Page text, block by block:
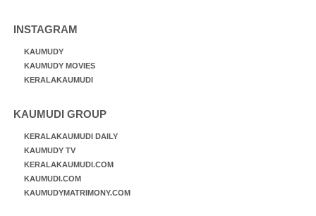
INSTAGRAM
KAUMUDY
KAUMUDY MOVIES
KERALAKAUMUDI
KAUMUDI GROUP
KERALAKAUMUDI DAILY
KAUMUDY TV
KERALAKAUMUDI.COM
KAUMUDI.COM
KAUMUDYMATRIMONY.COM